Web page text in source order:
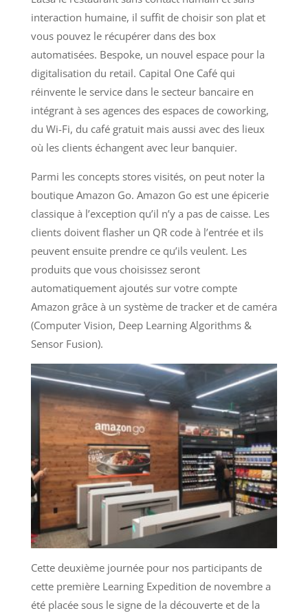
interaction humaine, il suffit de choisir son plat et
vous pouvez le récupérer dans des box
automatisées. Bespoke, un nouvel espace pour la
digitalisation du retail. Capital One Café qui
réinvente le service dans le secteur bancaire en
intégrant à ses agences des espaces de coworking,
du Wi-Fi, du café gratuit mais aussi avec des lieux
où les clients échangent avec leur banquier.
Parmi les concepts stores visités, on peut noter la
boutique Amazon Go. Amazon Go est une épicerie
classique à l’exception qu’il n’y a pas de caisse. Les
clients doivent flasher un QR code à l’entrée et ils
peuvent ensuite prendre ce qu’ils veulent. Les
produits que vous choisissez seront
automatiquement ajoutés sur votre compte
Amazon grâce à un système de tracker et de caméra
(Computer Vision, Deep Learning Algorithms &
Sensor Fusion).
Cette deuxième journée pour nos participants de
cette première Learning Expedition de novembre a
été placée sous le signe de la découverte et de la